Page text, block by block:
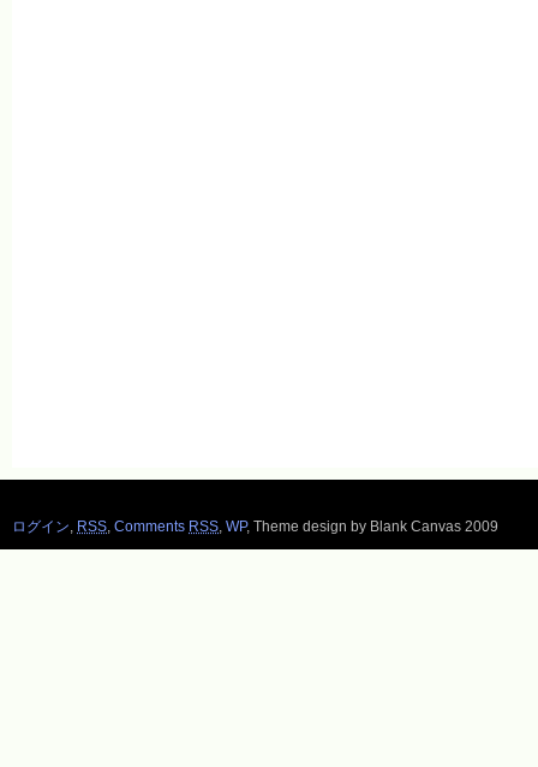
ログイン RSS Comments RSS WP, Theme design by Blank Canvas 2009